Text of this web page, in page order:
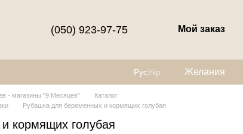
(050) 923-97-75 Мой заказ
РусУкр Желания
- магазины "9 Месяцев"
Каталог
Рубашка для беременных и кормящих голубая
кормящих голубая